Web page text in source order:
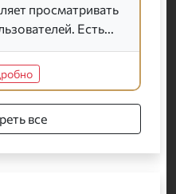
просматривать
Есть...
все